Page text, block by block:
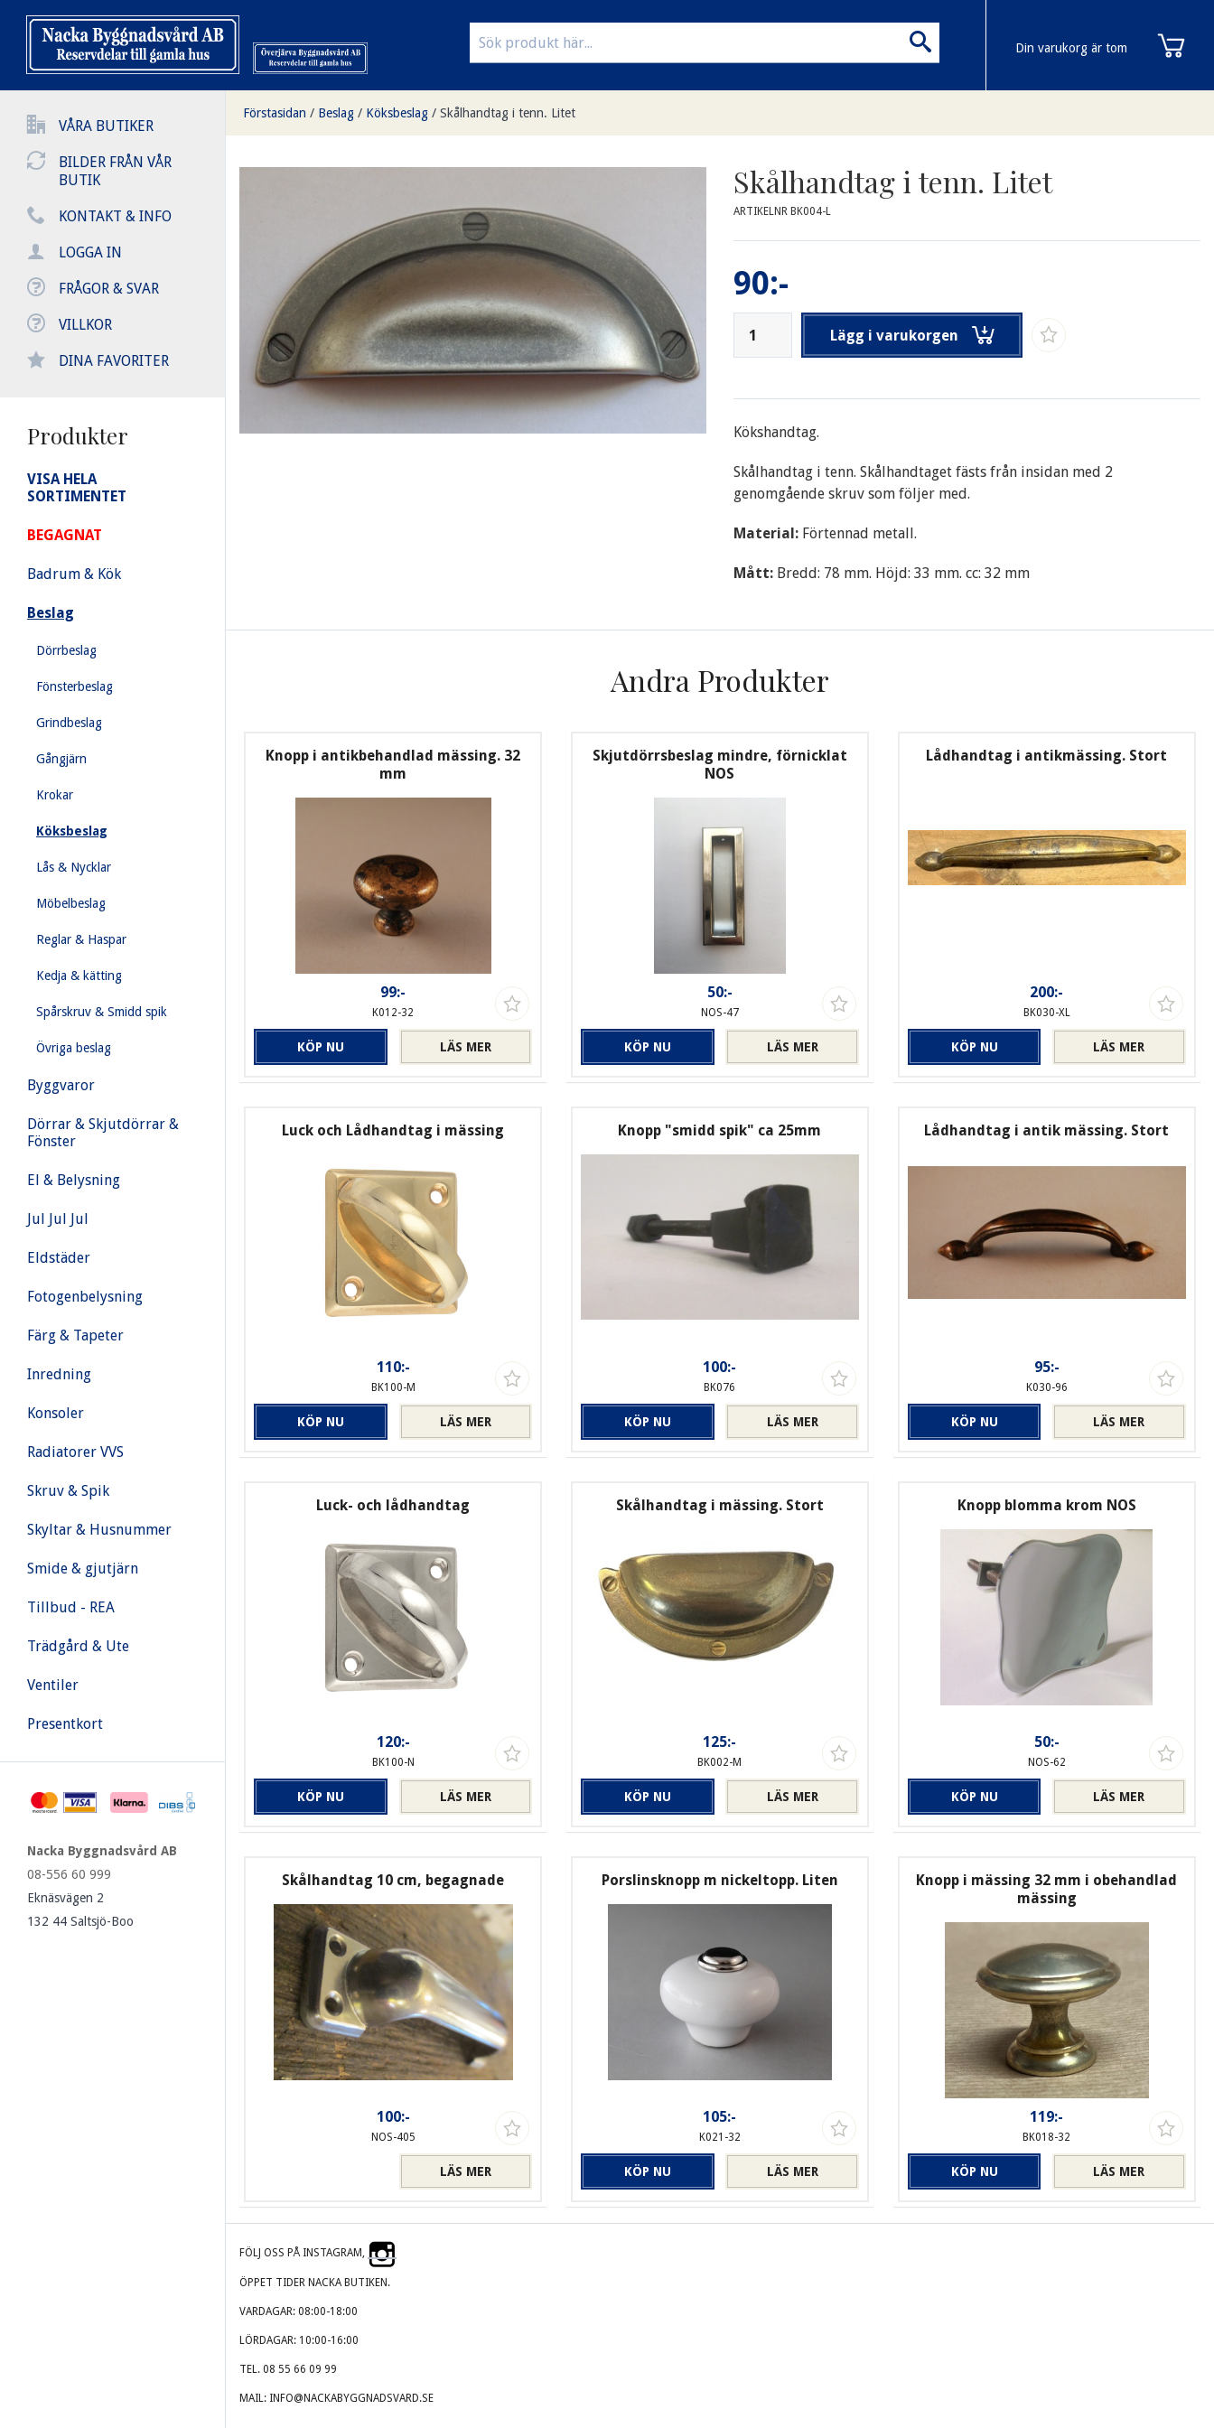
VÅRA BUTIKER
BILDER FRÅN VÅR
BUTIK
KONTAKT & INFO
LOGGA IN
FRÅGOR & SVAR
VILLKOR
DINA FAVORITER
Produkter
VISA HELA
SORTIMENTET
BEGAGNAT
Badrum & Kök
Beslag
Dörrbeslag
Fönsterbeslag
Grindbeslag
Gångjärn
Krokar
Köksbeslag
Lås & Nycklar
Möbelbeslag
Reglar & Haspar
Kedja & kätting
Spårskruv & Smidd spik
Övriga beslag
Byggvaror
Dörrar & Skjutdörrar &
Fönster
El & Belysning
Jul Jul Jul
Eldstäder
Fotogenbelysning
Färg & Tapeter
Inredning
Konsoler
Radiatorer VVS
Skruv & Spik
Skyltar & Husnummer
Smide & gjutjärn
Tillbud - REA
Trädgård & Ute
Ventiler
Presentkort
Nacka Byggnadsvård AB
08-556 60 999
Eknäsvägen 2
132 44 Saltsjö-Boo
Din varukorg är tom
Förstasidan / Beslag / Köksbeslag / Skålhandtag i tenn. Litet
Skålhandtag i tenn. Litet
ARTIKELNR BK004-L
90:-
Lägg i varukorgen
Kökshandtag.
Skålhandtag i tenn. Skålhandtaget fästs från insidan med 2
genomgående skruv som följer med.
Material: Förtennad metall.
Mått: Bredd: 78 mm. Höjd: 33 mm. cc: 32 mm
Andra Produkter
Knopp i antikbehandlad mässing. 32
mm
99:-
K012-32
LÄS MER
KÖP NU
Skjutdörrsbeslag mindre, förnicklat
NOS
50:-
NOS-47
LÄS MER
KÖP NU
Lådhandtag i antikmässing. Stort
200:-
BK030-XL
LÄS MER
KÖP NU
Luck och Lådhandtag i mässing
110:-
BK100-M
LÄS MER
KÖP NU
Knopp "smidd spik" ca 25mm
100:-
BK076
LÄS MER
KÖP NU
Lådhandtag i antik mässing. Stort
95:-
K030-96
LÄS MER
KÖP NU
Luck- och lådhandtag
120:-
BK100-N
LÄS MER
KÖP NU
Skålhandtag i mässing. Stort
125:-
BK002-M
LÄS MER
KÖP NU
Knopp blomma krom NOS
50:-
NOS-62
LÄS MER
KÖP NU
Skålhandtag 10 cm, begagnade
100:-
NOS-405
LÄS MER
Porslinsknopp m nickeltopp. Liten
105:-
K021-32
LÄS MER
KÖP NU
Knopp i mässing 32 mm i obehandlad
mässing
119:-
BK018-32
LÄS MER
KÖP NU
FÖLJ OSS PÅ INSTAGRAM,
ÖPPET TIDER NACKA BUTIKEN.
VARDAGAR: 08:00-18:00
LÖRDAGAR: 10:00-16:00
TEL. 08 55 66 09 99
MAIL: INFO@NACKABYGGNADSVARD.SE